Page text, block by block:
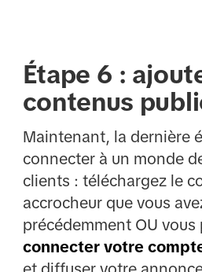
Étape 6 :
contenus
Maintenant, la dernière
connecter à un monde
clients : téléchargez le
accrocheur que vous
précédemment OU vous
connecter votre